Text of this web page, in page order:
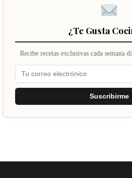
¿Te Gusta
Recibe recetas exclusivas cada semana
Suscribirme